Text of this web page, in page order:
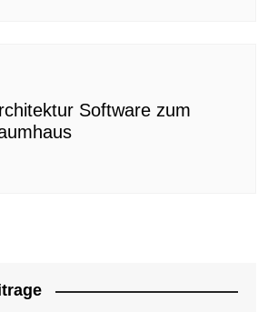
Software zum